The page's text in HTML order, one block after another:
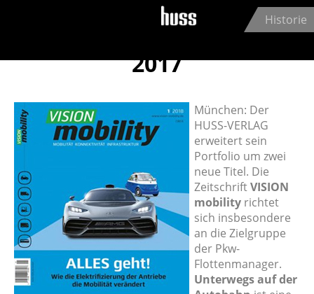
Jump to navigation
Historie
2017
München: Der
HUSS-VERLAG
erweitert sein
Portfolio um zwei
neue Titel. Die
ZeitschriftVISION
mobility richtet
sich insbesondere
an die Zielgruppe
der Pkw-
Flottenmanager.
Unterwegs auf der